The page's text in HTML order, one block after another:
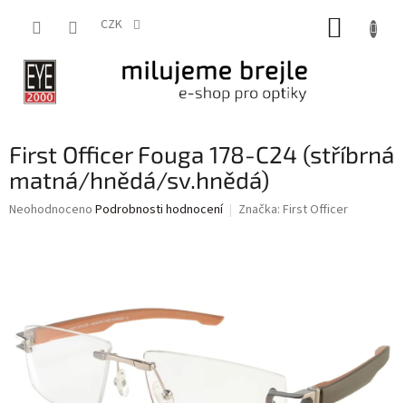
CZK
First Officer Fouga 178-C24 (stříbrná
matná/hnědá/sv.hnědá)
Průměrné
hvězdiček.
Neohodnoceno Podrobnosti hodnocení Značka: First Officer